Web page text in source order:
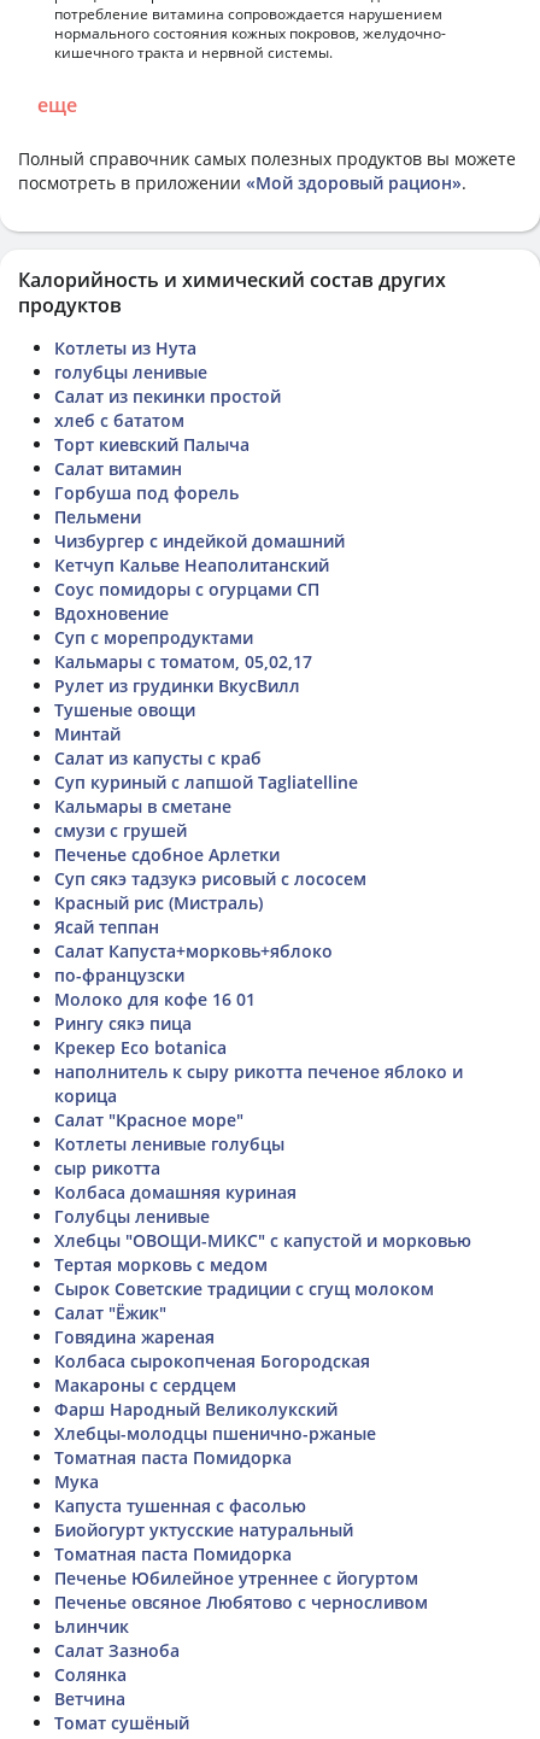
потребление витамина сопровождается нарушением
нормального состояния кожных покровов, желудочно-
кишечного тракта и нервной системы.
еще
Полный справочник самых полезных продуктов вы можете
посмотреть в приложении «Мой здоровый рацион».
Калорийность и химический состав других
продуктов
Котлеты из Нута
голубцы ленивые
Салат из пекинки простой
хлеб с бататом
Торт киевский Палыча
Салат витамин
Горбуша под форель
Пельмени
Чизбургер с индейкой домашний
Кетчуп Кальве Неаполитанский
Соус помидоры с огурцами СП
Вдохновение
Суп с морепродуктами
Кальмары с томатом, 05,02,17
Рулет из грудинки ВкусВилл
Тушеные овощи
Минтай
Салат из капусты с краб
Суп куриный с лапшой Tagliatelline
Кальмары в сметане
смузи с грушей
Печенье сдобное Арлетки
Суп сякэ тадзукэ рисовый с лососем
Красный рис (Мистраль)
Ясай теппан
Салат Капуста+морковь+яблоко
по-французски
Молоко для кофе 16 01
Рингу сякэ пица
Крекер Eco botanica
наполнитель к сыру рикотта печеное яблоко и
корица
Салат "Красное море"
Котлеты ленивые голубцы
сыр рикотта
Колбаса домашняя куриная
Голубцы ленивые
Хлебцы "ОВОЩИ-МИКС" с капустой и морковью
Тертая морковь с медом
Сырок Советские традиции с сгущ молоком
Салат "Ёжик"
Говядина жареная
Колбаса сырокопченая Богородская
Макароны с сердцем
Фарш Народный Великолукский
Хлебцы-молодцы пшенично-ржаные
Томатная паста Помидорка
Мука
Капуста тушенная с фасолью
Биойогурт уктусские натуральный
Томатная паста Помидорка
Печенье Юбилейное утреннее с йогуртом
Печенье овсяное Любятово с черносливом
Ьлинчик
Салат Зазноба
Солянка
Ветчина
Томат сушёный